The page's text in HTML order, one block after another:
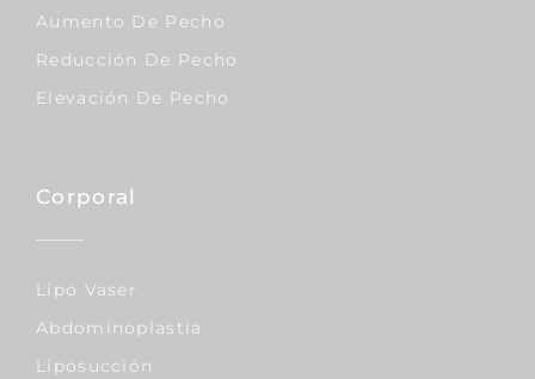
Aumento De Pecho
Reducción De Pecho
Elevación De Pecho
Corporal
Lipo Vaser
Abdominoplastia
Liposucción